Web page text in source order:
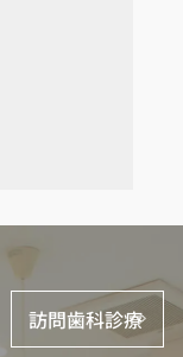
訪問歯科診療